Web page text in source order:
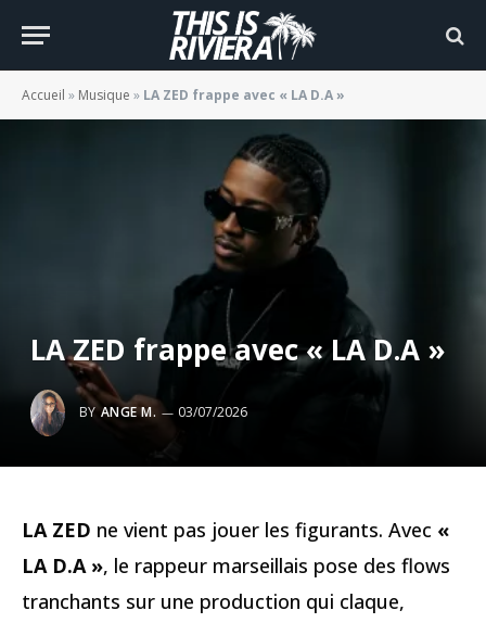
Accueil » Musique » LA ZED frappe avec « LA D.A »
LA ZED frappe avec « LA D.A »
BY ANGE M. 03/07/2026
LA ZED ne vient pas jouer les figurants. Avec «
LA D.A », le rappeur marseillais pose des flows
tranchants sur une production qui claque,